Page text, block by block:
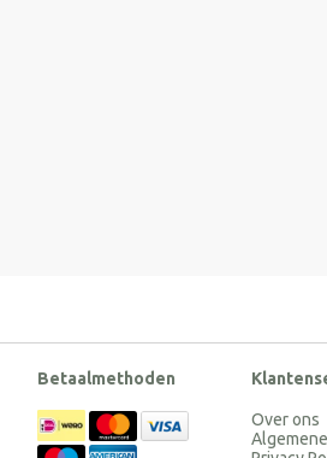
Betaalmethoden
Over ons